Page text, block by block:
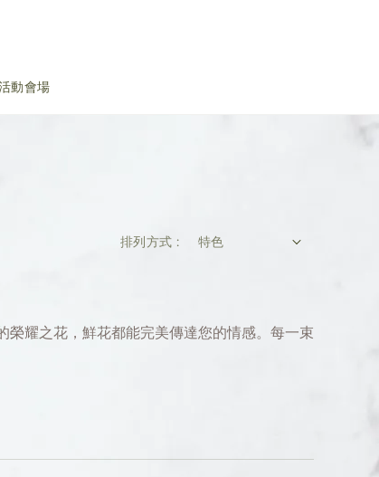
動會場
排列方式 :
耀之花，鮮花都能完美傳達您的情感。每一束